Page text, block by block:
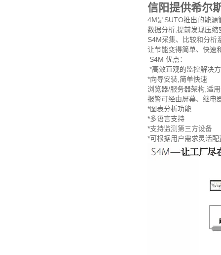
信阳提供希尔
4M是SUTO推出的能源
数据分析,提前发现压
S4M采集、比较和分析
让节能变得简单、快速
S4M 优点：
*高效直观的监控解决
*向导安装,简单快速
浏览器/服务器架构,适
报警可经由屏幕、继电
*图表分析功能
*多语言支持
*支持监测第三方设备
*可根据用户需求灵活配